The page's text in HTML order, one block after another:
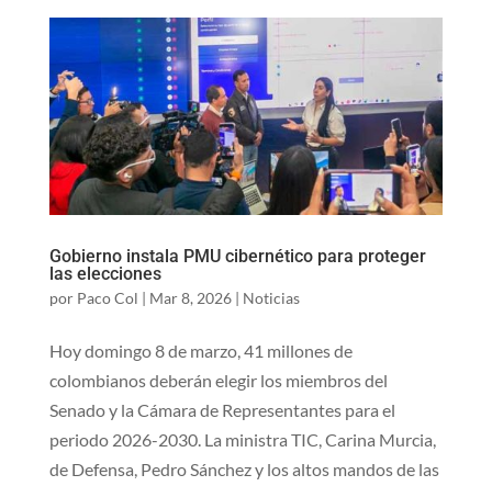
Gobierno instala PMU cibernético para proteger
las elecciones
por Paco Col | Mar 8, 2026| Noticias
Hoy domingo 8 de marzo, 41 millones de
colombianos deberán elegir los miembros del
Senado y la Cámara de Representantes para el
periodo 2026-2030. La ministra TIC, Carina Murcia,
de Defensa, Pedro Sánchez y los altos mandos de las